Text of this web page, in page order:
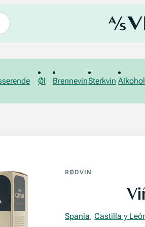
Øl BrennevinSterkvin
RØDVIN
Spania, Castilla y